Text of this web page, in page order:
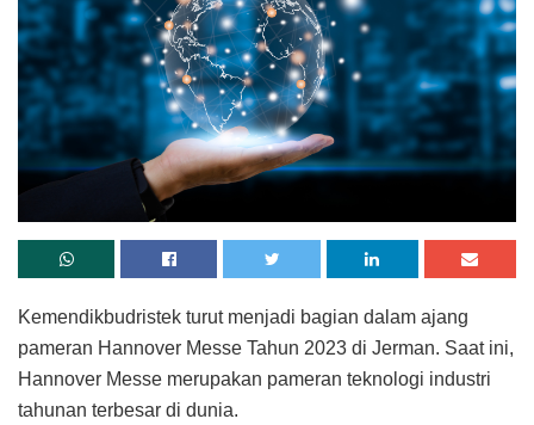
Kemendikbudristek turut menjadi bagian dalam ajang
pameran Hannover Messe Tahun 2023 di Jerman. Saat ini,
Hannover Messe merupakan pameran teknologi industri
tahunan terbesar di dunia.